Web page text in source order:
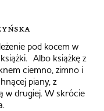
pod kocem w
Albo książkę z
ciemno, zimno i
piany, z
w drugiej. W skrócie